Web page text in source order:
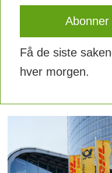
Få de siste
hver morgen.